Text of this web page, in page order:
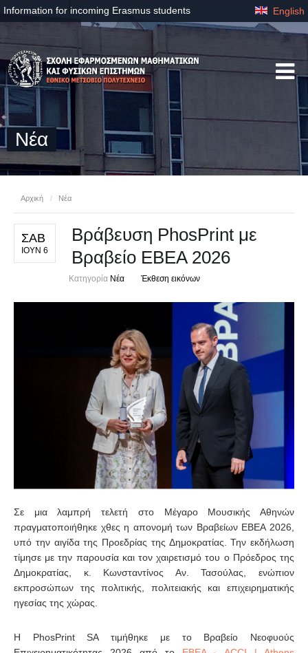
Information for incoming Erasmus students English
Νέα
Αρχική / Νέα
ΣΑΒ
ΙΟΥΝ 6
Βράβευση PhosPrint με
Βραβείο ΕΒΕΑ 2026
Κατηγορία Νέα Έκθεση εικόνων
Σε μια λαμπρή τελετή στο Μέγαρο Μουσικής Αθηνών
πραγματοποιήθηκε χθες η απονομή των Βραβείων ΕΒΕΑ 2026,
υπό την αιγίδα της Προεδρίας της Δημοκρατίας. Την εκδήλωση
τίμησε με την παρουσία και τον χαιρετισμό του ο Πρόεδρος της
Δημοκρατίας, κ. Κωνσταντίνος Αν. Τασούλας, ενώπιον
εκπροσώπων της πολιτικής, πολιτειακής και επιχειρηματικής
ηγεσίας της χώρας.
Η PhosPrint SA τιμήθηκε με το Βραβείο Νεοφυούς